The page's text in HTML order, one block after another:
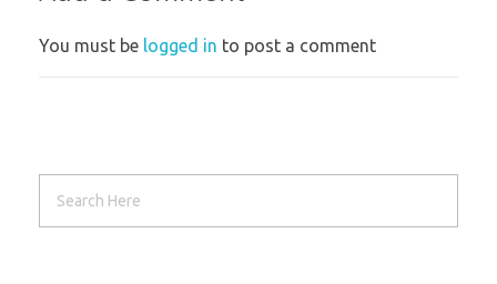
You must be logged in to post a comment